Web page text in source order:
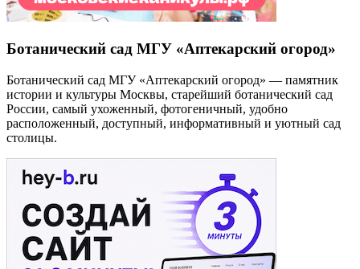
Ботанический сад МГУ «Аптекарский огород»
Ботанический сад МГУ «Аптекарский огород» — памятник
истории и культуры Москвы, старейший ботанический сад
России, самый ухоженный, фотогеничный, удобно
расположенный, доступный, информативный и уютный сад
столицы.